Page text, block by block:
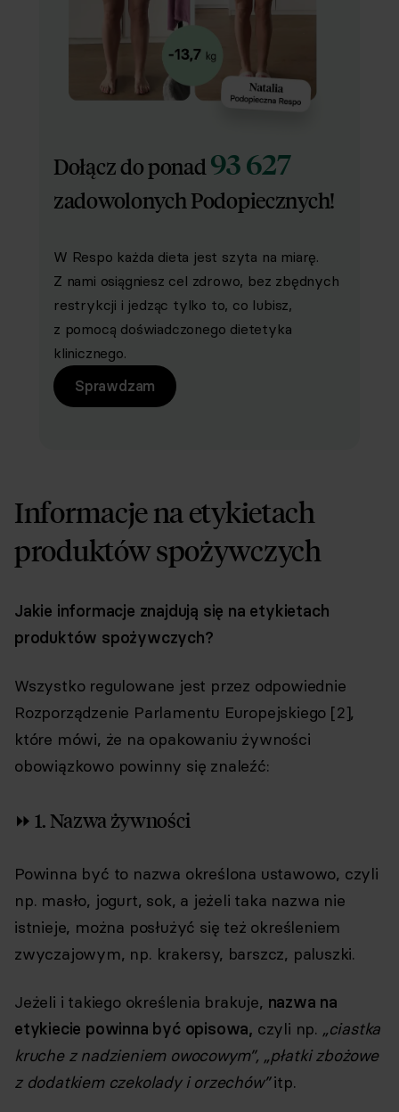
Dołącz do ponad93 627
zadowolonych Podopiecznych!
W Respo każda dieta jest szyta na miarę.
Z nami osiągniesz cel zdrowo, bez zbędnych
restrykcji i jedząc tylko to, co lubisz,
z pomocą doświadczonego dietetyka
klinicznego.
Sprawdzam
Informacje na etykietach
produktów spożywczych
Jakie informacje znajdują się na etykietach
produktów spożywczych?
Wszystko regulowane jest przez odpowiednie
Rozporządzenie Parlamentu Europejskiego [2],
które mówi, że na opakowaniu żywności
obowiązkowo powinny się znaleźć:
⏩ 1. Nazwa żywności
Powinna być to nazwa określona ustawowo, czyli
np. masło, jogurt, sok, a jeżeli taka nazwa nie
istnieje, można posłużyć się też określeniem
zwyczajowym, np. krakersy, barszcz, paluszki.
Jeżeli i takiego określenia brakuje, nazwa na
etykiecie powinna być opisowa, czyli np. „ciastka
kruche z nadzieniem owocowym”, „płatki zbożowe
z dodatkiem czekolady i orzechów”itp.